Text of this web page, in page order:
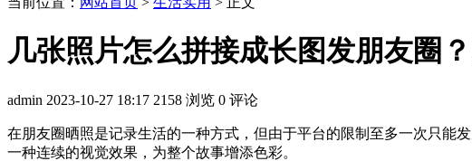
几张照片怎么拼接成长图发朋友圈
admin 2023-10-27 18:17 2158 浏览 0 评论
在朋友圈晒照是记录生活的一种方式，但由于平台的限制至多一次只能
一种连续的视觉效果，为整个故事增添色彩。